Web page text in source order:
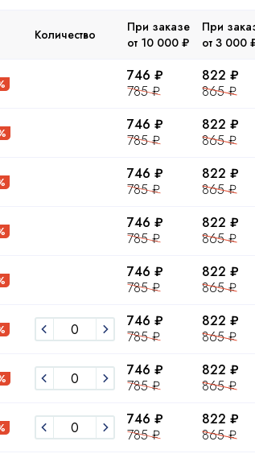
Количество
При заказе
от 10 000 ₽
При
от 3 000
746 ₽
785 ₽
822 ₽
865 ₽
746 ₽
785 ₽
822 ₽
865 ₽
746 ₽
785 ₽
822 ₽
865 ₽
746 ₽
785 ₽
822 ₽
865 ₽
746 ₽
785 ₽
822 ₽
865 ₽
746 ₽
785 ₽
822 ₽
865 ₽
746 ₽
785 ₽
822 ₽
865 ₽
746 ₽
785 ₽
822 ₽
865 ₽